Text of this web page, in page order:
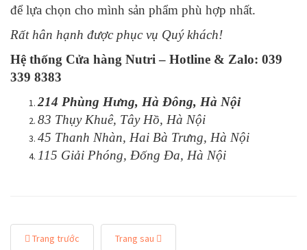
để lựa chọn cho mình sản phẩm phù hợp nhất.
Rất hân hạnh được phục vụ Quý khách!
Hệ thống Cửa hàng Nutri – Hotline & Zalo: 039
339 8383
214 Phùng Hưng, Hà Đông, Hà Nội
83 Thụy Khuê, Tây Hồ, Hà Nội
45 Thanh Nhàn, Hai Bà Trưng, Hà Nội
115 Giải Phóng, Đống Đa, Hà Nội
Trang trước Trang sau